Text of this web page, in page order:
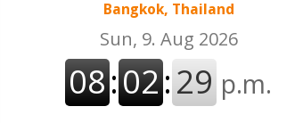
Bangkok, Thailand